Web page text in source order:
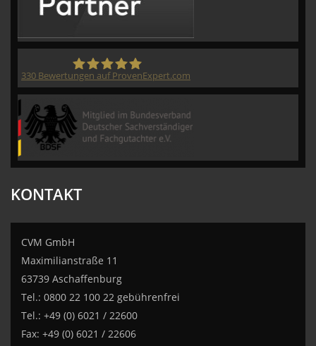
330 Bewertungen auf ProvenExpert.com
KONTAKT
CVM GmbH
Maximilianstraße 11
63739 Aschaffenburg
Tel.: 0800 22 100 22 gebührenfrei
Tel.: +49 (0) 6021 / 22600
Fax: +49 (0) 6021 / 22606